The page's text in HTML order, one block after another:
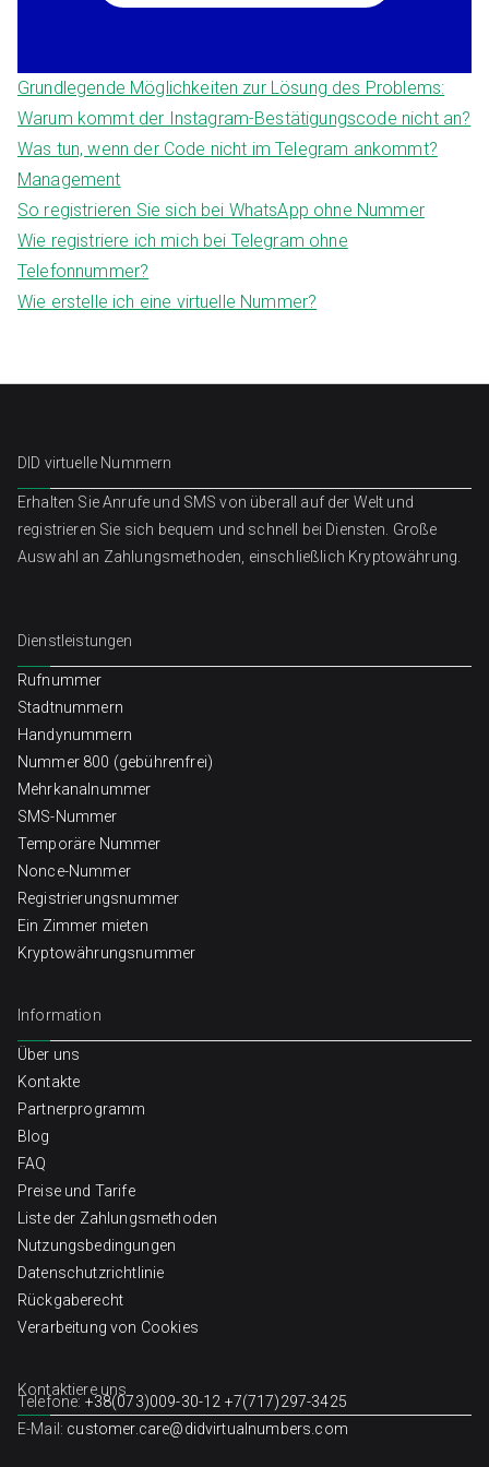
Grundlegende Möglichkeiten zur Lösung des Problems:
Warum kommt der Instagram-Bestätigungscode nicht an?
Was tun, wenn der Code nicht im Telegram ankommt?
Management
So registrieren Sie sich bei WhatsApp ohne Nummer
Wie registriere ich mich bei Telegram ohne
Telefonnummer?
Wie erstelle ich eine virtuelle Nummer?
DID virtuelle Nummern
Erhalten Sie Anrufe und SMS von überall auf der Welt und
registrieren Sie sich bequem und schnell bei Diensten. Große
Auswahl an Zahlungsmethoden, einschließlich Kryptowährung.
Dienstleistungen
Rufnummer
Stadtnummern
Handynummern
Nummer 800 (gebührenfrei)
Mehrkanalnummer
SMS-Nummer
Temporäre Nummer
Nonce-Nummer
Registrierungsnummer
Ein Zimmer mieten
Kryptowährungsnummer
Information
Über uns
Kontakte
Partnerprogramm
Blog
FAQ
Preise und Tarife
Liste der Zahlungsmethoden
Nutzungsbedingungen
Datenschutzrichtlinie
Rückgaberecht
Verarbeitung von Cookies
Kontaktiere uns
Telefone: +38(073)009-30-12 +7(717)297-3425
E-Mail: customer.care@didvirtualnumbers.com